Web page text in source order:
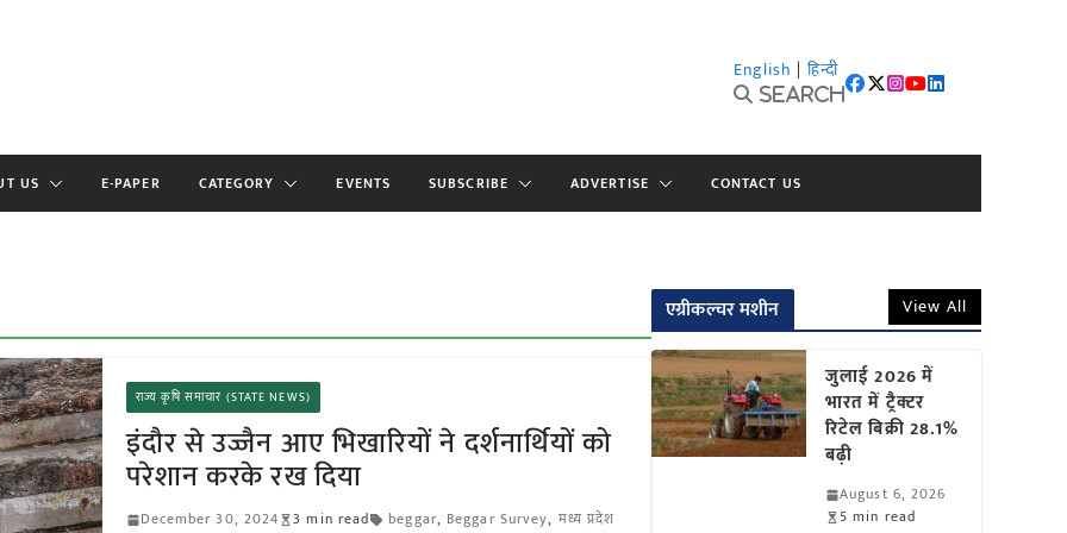
English | हिन्दी
Search
US E-PAPER CATEGORY EVENTS SUBSCRIBE ADVERTISE CONTACT US
राज्य कृषि समाचार (STATE NEWS)
इंदौर से उज्जैन आए भिखारियों ने दर्शनार्थियों को
परेशान करके रख दिया
December 30, 2024 3 min read beggar, Beggar Survey, मध्य प्रदेश
एग्रीकल्चर मशीन View All
जुलाई 2026 में
भारत में ट्रैक्टर
रिटेल बिक्री 28.1%
बढ़ी
August 6, 2026
5 min read